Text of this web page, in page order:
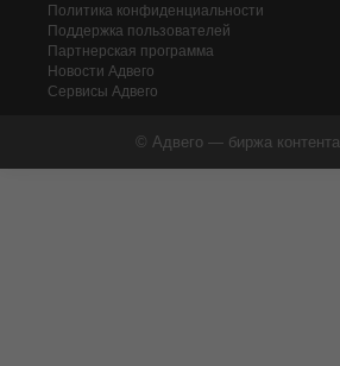
Политика конфиденциальности
Поддержка пользователей
Партнерская программа
Новости Адвего
Сервисы Адвего
© Адвего — биржа